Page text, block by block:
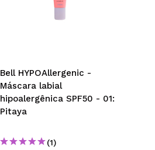
Bell HYPOAllergenic -
Máscara labial
hipoalergênica SPF50 - 01:
Pitaya
(1)